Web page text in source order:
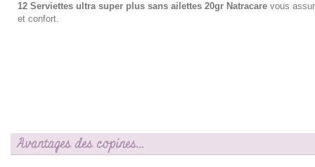
12 Serviettes ultra super plus sans ailettes 20gr Natracare vous
et confort.
Avantages des copines…